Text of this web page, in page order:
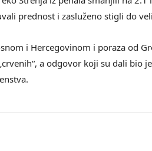
prednost i zasluženo stigli do
i Hercegovinom i poraza od
a odgovor koji su dali bio